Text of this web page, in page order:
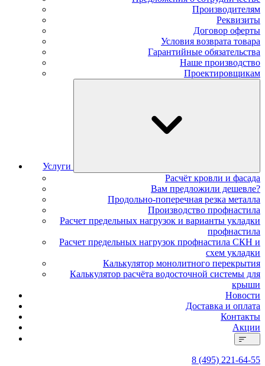
Производителям
Реквизиты
Договор оферты
Условия возврата товара
Гарантийные обязательства
Наше производство
Проектировщикам
Услуги
Расчёт кровли и фасада
Вам предложили дешевле?
Продольно-поперечная резка металла
Производство профнастила
Расчет предельных нагрузок и варианты укладки
профнастила
Расчет предельных нагрузок профнастила СКН и
схем укладки
Калькулятор монолитного перекрытия
Калькулятор расчёта водосточной системы для
крыши
Новости
Доставка и оплата
Контакты
Акции
8 (495) 221-64-55